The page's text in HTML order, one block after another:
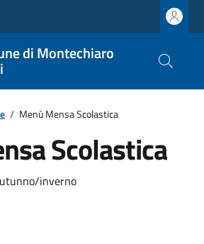
di Montechiaro
/ Menù Mensa Scolastica
Scolastica
inverno